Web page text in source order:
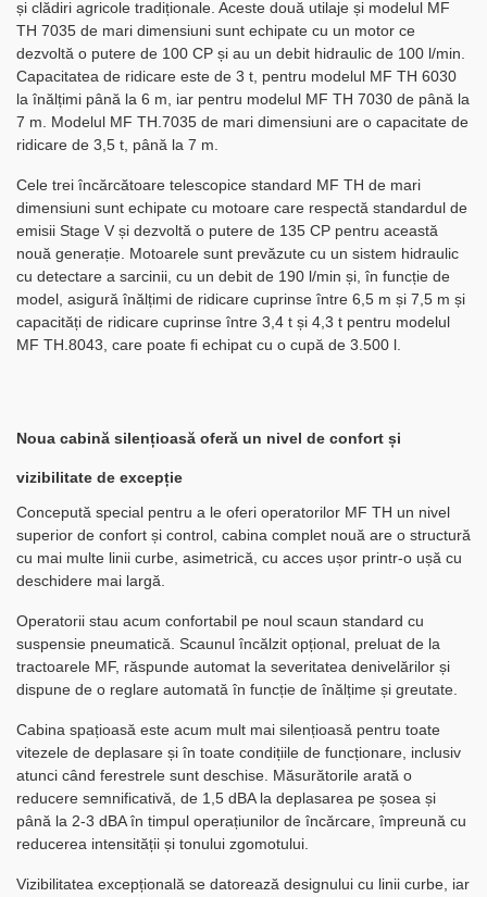
și clădiri agricole tradiționale. Aceste două utilaje și modelul MF
TH 7035 de mari dimensiuni sunt echipate cu un motor ce
dezvoltă o putere de 100 CP și au un debit hidraulic de 100 l/min.
Capacitatea de ridicare este de 3 t, pentru modelul MF TH 6030
la înălțimi până la 6 m, iar pentru modelul MF TH 7030 de până la
7 m. Modelul MF TH.7035 de mari dimensiuni are o capacitate de
ridicare de 3,5 t, până la 7 m.
Cele trei încărcătoare telescopice standard MF TH de mari
dimensiuni sunt echipate cu motoare care respectă standardul de
emisii Stage V și dezvoltă o putere de 135 CP pentru această
nouă generație. Motoarele sunt prevăzute cu un sistem hidraulic
cu detectare a sarcinii, cu un debit de 190 l/min și, în funcție de
model, asigură înălțimi de ridicare cuprinse între 6,5 m și 7,5 m și
capacități de ridicare cuprinse între 3,4 t și 4,3 t pentru modelul
MF TH.8043, care poate fi echipat cu o cupă de 3.500 l.
Noua cabină silențioasă oferă un nivel de confort și
vizibilitate de excepție
Concepută special pentru a le oferi operatorilor MF TH un nivel
superior de confort și control, cabina complet nouă are o structură
cu mai multe linii curbe, asimetrică, cu acces ușor printr-o ușă cu
deschidere mai largă.
Operatorii stau acum confortabil pe noul scaun standard cu
suspensie pneumatică. Scaunul încălzit opțional, preluat de la
tractoarele MF, răspunde automat la severitatea denivelărilor și
dispune de o reglare automată în funcție de înălțime și greutate.
Cabina spațioasă este acum mult mai silențioasă pentru toate
vitezele de deplasare și în toate condițiile de funcționare, inclusiv
atunci când ferestrele sunt deschise. Măsurătorile arată o
reducere semnificativă, de 1,5 dBA la deplasarea pe șosea și
până la 2-3 dBA în timpul operațiunilor de încărcare, împreună cu
reducerea intensității și tonului zgomotului.
Vizibilitatea excepțională se datorează designului cu linii curbe, iar